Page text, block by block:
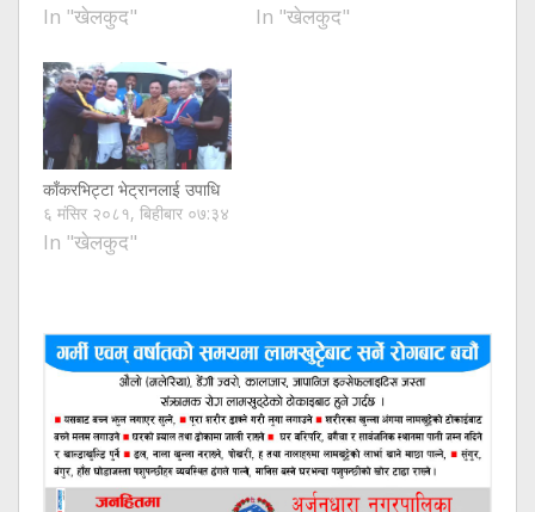
In "खेलकुद" In "खेलकुद"
काँकरभिट्टा भेट्रानलाई उपाधि
६ मंसिर २०८१, बिहीबार ०७:३४
In "खेलकुद"